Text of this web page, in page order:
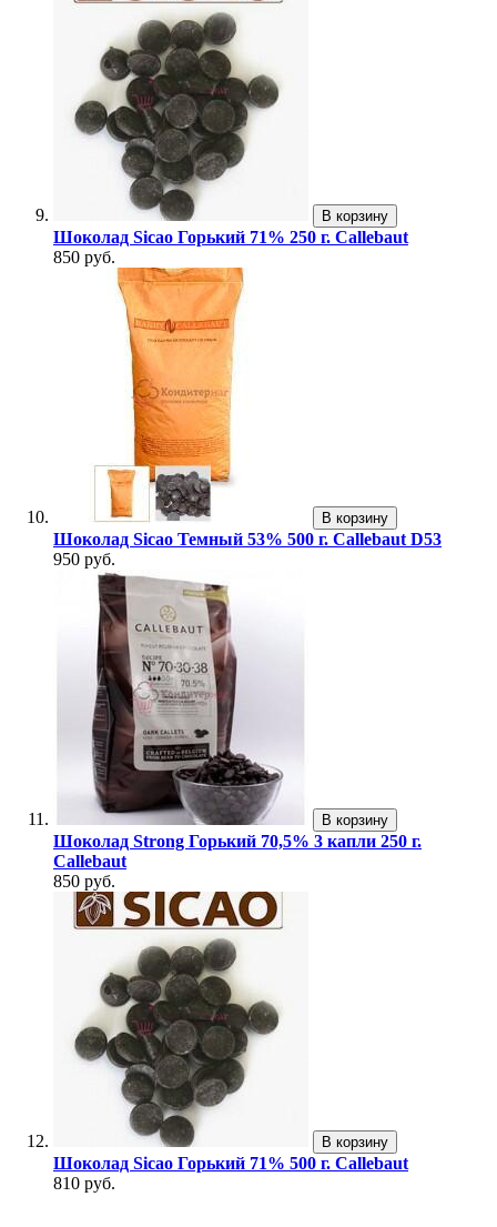
В корзину
Шоколад Sicao Горький 71% 250 г. Callebaut
850 руб.
В корзину
Шоколад Sicao Темный 53% 500 г. Callebaut D53
950 руб.
В корзину
Шоколад Strong Горький 70,5% 3 капли 250 г.
Callebaut
850 руб.
В корзину
Шоколад Sicao Горький 71% 500 г. Callebaut
810 руб.